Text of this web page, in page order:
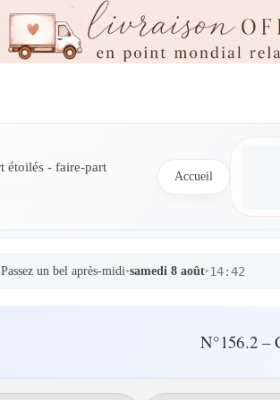
Accueil
Passez un bel après-midi•samedi 8 août•14:42
N°156.2 –